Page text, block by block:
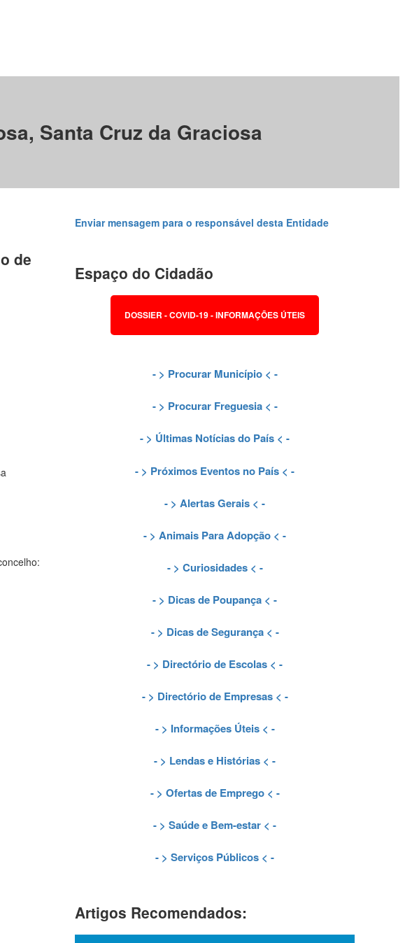
Santa Cruz da Graciosa
de
Enviar mensagem para o responsável desta Entidade
Espaço do Cidadão
DOSSIER - COVID-19 - INFORMAÇÕES ÚTEIS
- > Procurar Município< -
- > Procurar Freguesia< -
- > Últimas Notícias do País < -
- > Próximos Eventos no País < -
- > Alertas Gerais < -
- > Animais Para Adopção < -
- > Curiosidades< -
- > Dicas de Poupança < -
- > Dicas de Segurança< -
- > Directório de Escolas < -
- > Directório de Empresas< -
- > Informações Úteis< -
- > Lendas e Histórias < -
- > Ofertas de Emprego< -
- > Saúde e Bem-estar < -
- > Serviços Públicos < -
Artigos Recomendados: